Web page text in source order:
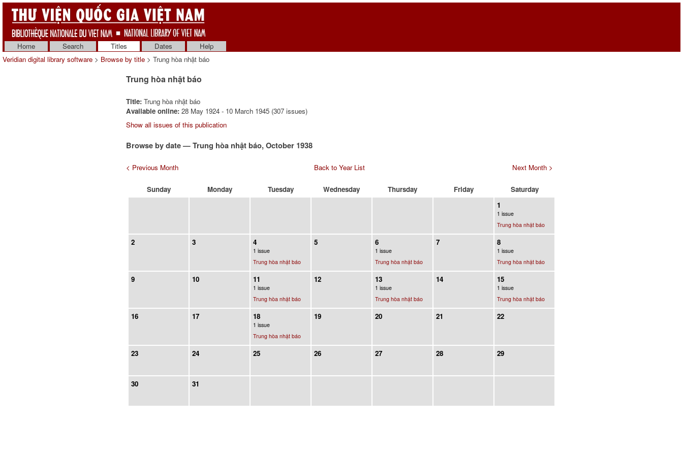
Home Search Titles Dates
Help
Veridian digital library software > Browse by title > Trung hòa nhật báo
Trung hòa nhật báo
Title: Trung hòa nhật báo
Available online: 28 May 1924 - 10 March 1945 (307 issues)
Show all issues of this publication
Browse by date — Trung hòa nhật báo, October 1938
< Previous Month Back to Year List Next Month >
Sunday Monday Tuesday Wednesday Thursday Friday
Saturday
1
1 issue
Trung hòa nhật báo
2 3 4
1 issue
Trung hòa nhật báo
5 6
1 issue
Trung hòa nhật báo
7 8
1 issue
Trung hòa nhật báo
9 10 11
1 issue
Trung hòa nhật báo
12 13
1 issue
Trung hòa nhật báo
14 15
1 issue
Trung hòa nhật báo
16 17 18
1 issue
Trung hòa nhật báo
19 20 21 22
23 24 25 26 27 28 29
30 31